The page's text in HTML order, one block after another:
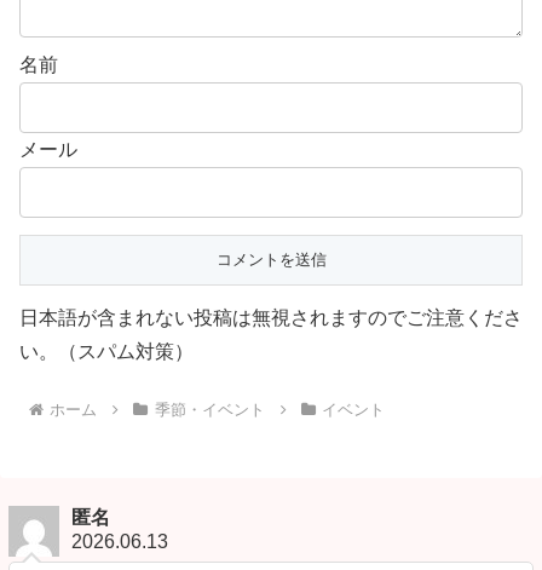
名前
メール
日本語が含まれない投稿は無視されますのでご注意くださ
い。（スパム対策）
ホーム 季節・イベント イベント
匿名
2026.06.13